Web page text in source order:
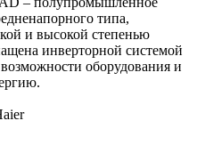
типа,
и высокой степенью
инверторной системой
оборудования и